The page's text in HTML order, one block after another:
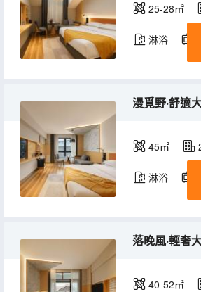
25-28㎡
淋浴
45㎡
淋浴
40-52㎡